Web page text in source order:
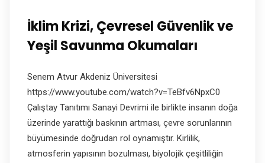
İklim Krizi, Çevresel Güvenlik ve
Yeşil Savunma Okumaları
Senem Atvur Akdeniz Üniversitesi
https://www.youtube.com/watch?v=TeBfv6NpxC0
Çalıştay Tanıtımı Sanayi Devrimi ile birlikte insanın doğa
üzerinde yarattığı baskının artması, çevre sorunlarının
büyümesinde doğrudan rol oynamıştır. Kirlilik,
atmosferin yapısının bozulması, biyolojik çeşitliliğin